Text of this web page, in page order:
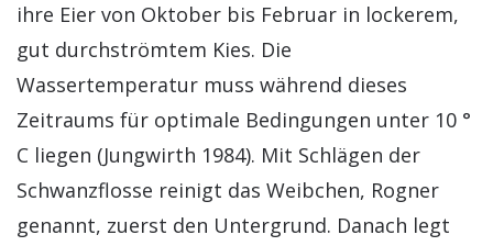
ihre Eier von Oktober bis Februar in lockerem,
gut durchströmtem Kies. Die
Wassertemperatur muss während dieses
Zeitraums für optimale Bedingungen unter 10 °
C liegen (Jungwirth 1984). Mit Schlägen der
Schwanzflosse reinigt das Weibchen, Rogner
genannt, zuerst den Untergrund. Danach legt